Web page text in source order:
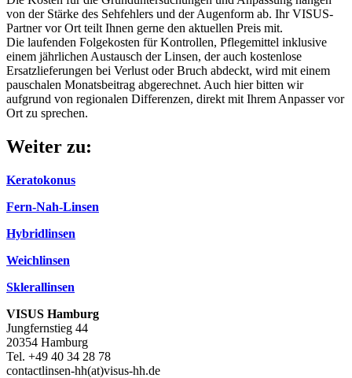
von der Stärke des Sehfehlers und der Augenform ab. Ihr VISUS-
Partner vor Ort teilt Ihnen gerne den aktuellen Preis mit.
Die laufenden Folgekosten für Kontrollen, Pflegemittel inklusive
einem jährlichen Austausch der Linsen, der auch kostenlose
Ersatzlieferungen bei Verlust oder Bruch abdeckt, wird mit einem
pauschalen Monatsbeitrag abgerechnet. Auch hier bitten wir
aufgrund von regionalen Differenzen, direkt mit Ihrem Anpasser vor
Ort zu sprechen.
Weiter zu:
Keratokonus
Fern-Nah-Linsen
Hybridlinsen
Weichlinsen
Sklerallinsen
VISUS Hamburg
Jungfernstieg 44
20354 Hamburg
Tel. +49 40 34 28 78
contactlinsen-hh(at)visus-hh.de